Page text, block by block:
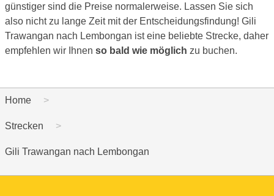
günstiger sind die Preise normalerweise. Lassen Sie sich
also nicht zu lange Zeit mit der Entscheidungsfindung! Gili
Trawangan nach Lembongan ist eine beliebte Strecke, daher
empfehlen wir Ihnen so bald wie möglich zu buchen.
Home
Strecken
Gili Trawangan nach Lembongan